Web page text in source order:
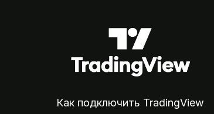
Как подключить TradingView